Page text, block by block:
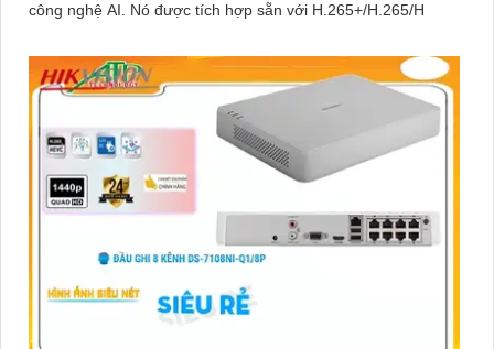
công nghệ AI. Nó được tích hợp sẵn với H.265+/H.265/H